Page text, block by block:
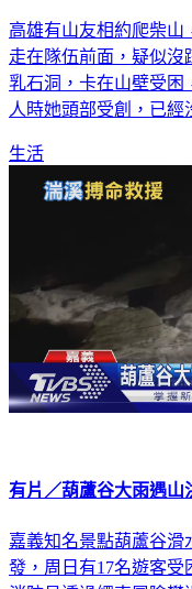
高雄有山友相約爬柴山
走在隊伍前面，疑似沒
乳石洞，卡在山壁受困
人時她頭部受創，已經
生活
有片／葫蘆谷大雨遇
嘉義知名景點葫蘆谷
發，周日有17名遊客受